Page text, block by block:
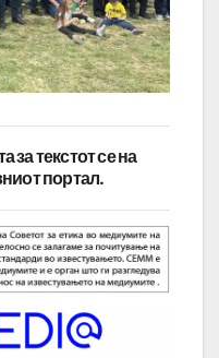
текстот се на
портал.